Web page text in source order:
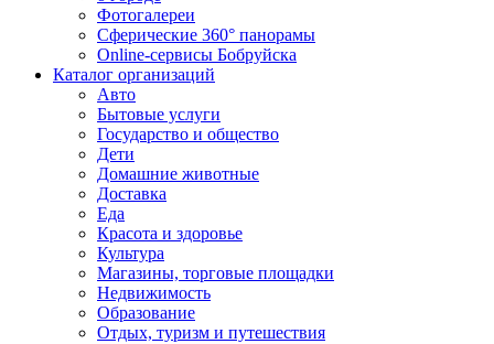
Фотогалереи
Сферические 360° панорамы
Online-сервисы Бобруйска
Каталог организаций
Авто
Бытовые услуги
Государство и общество
Дети
Домашние животные
Доставка
Еда
Красота и здоровье
Культура
Магазины, торговые площадки
Недвижимость
Образование
Отдых, туризм и путешествия